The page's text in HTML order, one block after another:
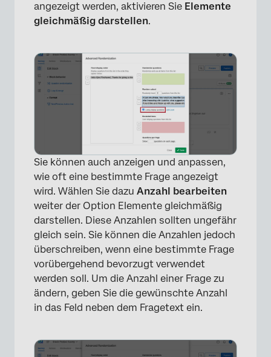
angezeigt werden, aktivieren Sie Elemente
gleichmäßig darstellen.
Sie können auch anzeigen und anpassen,
wie oft eine bestimmte Frage angezeigt
wird. Wählen Sie dazu Anzahl bearbeiten
weiter der Option Elemente gleichmäßig
darstellen. Diese Anzahlen sollten ungefähr
gleich sein. Sie können die Anzahlen jedoch
überschreiben, wenn eine bestimmte Frage
vorübergehend bevorzugt verwendet
werden soll. Um die Anzahl einer Frage zu
ändern, geben Sie die gewünschte Anzahl
in das Feld neben dem Fragetext ein.